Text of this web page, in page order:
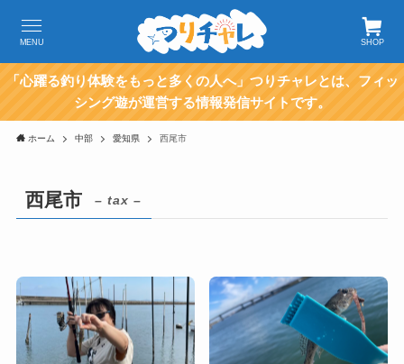
SHOP
MENU
「心躍る釣り体験をもっと多くの人へ」つりチャレとは、フィッ
シング遊が運営する情報発信サイトです。
ホーム 中部 愛知県 西尾市
西尾市 – tax –